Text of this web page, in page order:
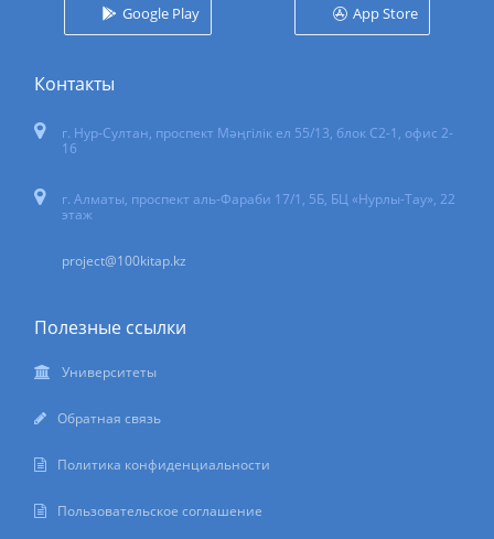
Google Play App Store
Контакты
г. Нур-Султан, проспект Мәңгілік ел 55/13, блок С2-1, офис 2-
16
г. Алматы, проспект аль-Фараби 17/1, 5Б, БЦ «Нурлы-Тау», 22
этаж
project@100kitap.kz
Полезные ссылки
Университеты
Обратная связь
Политика конфиденциальности
Пользовательское соглашение